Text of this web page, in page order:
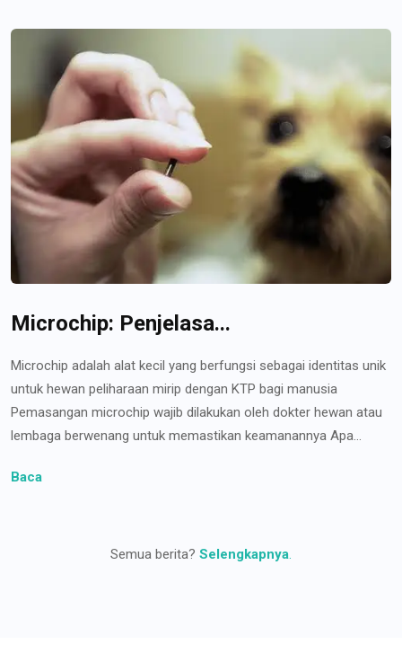
Microchip: Penjelasa...
Microchip adalah alat kecil yang berfungsi sebagai identitas unik
untuk hewan peliharaan mirip dengan KTP bagi manusia
Pemasangan microchip wajib dilakukan oleh dokter hewan atau
lembaga berwenang untuk memastikan keamanannya Apa...
Baca
Semua berita? Selengkapnya